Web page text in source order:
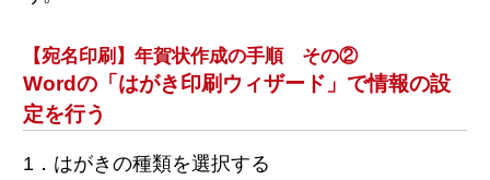
【宛名印刷】年賀状作成の手順 その②
Wordの「はがき印刷ウィザード」で情報の設
定を行う
1．はがきの種類を選択する